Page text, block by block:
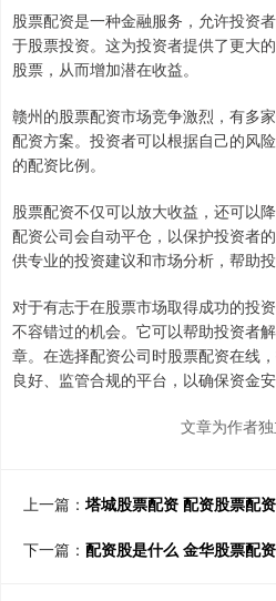
股票配资是一种金融服务，允许投资
于股票投资。这为投资者提供了更大
股票，从而增加潜在收益。
赣州的股票配资市场竞争激烈，有多
配资方案。投资者可以根据自己的风
的配资比例。
股票配资不仅可以放大收益，还可以
配资公司会自动平仓，以保护投资者
供专业的投资建议和市场分析，帮助
对于有志于在股票市场取得成功的投
不容错过的机会。它可以帮助投资者
章。在选择配资公司时股票配资在线
良好、监管合规的平台，以确保资金安
文章为作者
上一篇： 塔城股票配资 配资股票配
下一篇： 配资股是什么 金华股票配